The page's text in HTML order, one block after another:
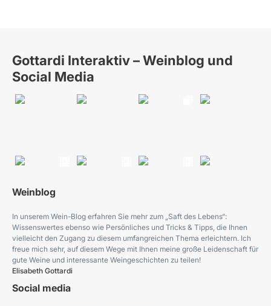
Gottardi Interaktiv – Weinblog und
Social Media
Weinblog
In unserem Wein-Blog erfahren Sie mehr zum „Saft des Lebens“:
Wissenswertes ebenso wie Persönliches und Tricks & Tipps, die Ihnen
vielleicht den Zugang zu diesem umfangreichen Thema erleichtern. Ich
freue mich sehr, auf diesem Wege mit Ihnen meine große Leidenschaft für
gute Weine und interessante Weingeschichten zu teilen!
Elisabeth Gottardi
Social media